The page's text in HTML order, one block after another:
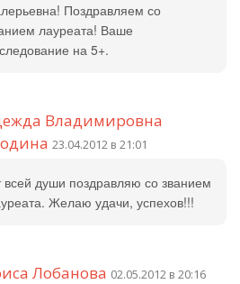
Поздравляем со
лауреата! Ваше
на 5+.
Владимировна
23.04.2012 в 21:01
всей души поздравляю со званием
Желаю удачи, успехов!!!
Лобанова 02.05.2012 в 20:16